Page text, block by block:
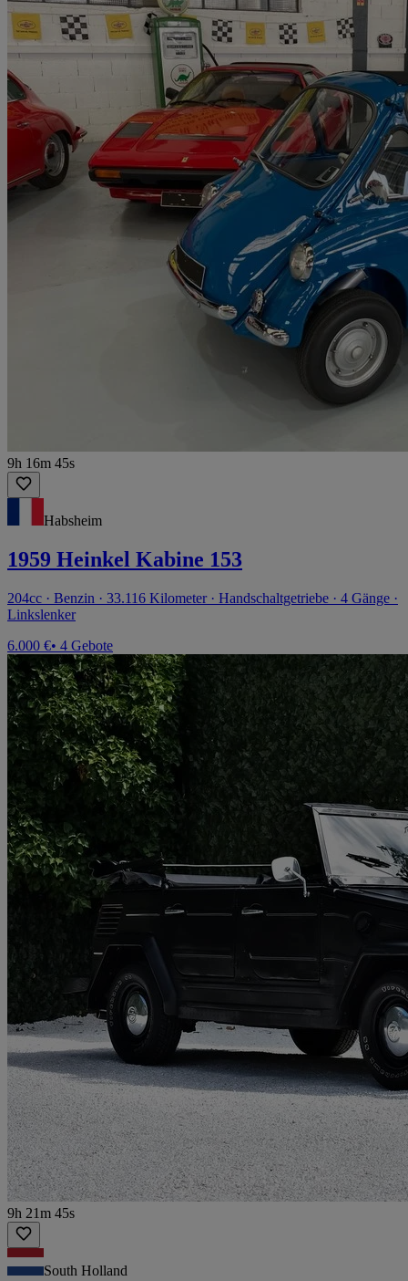
9h 16m 45s
Habsheim
1959 Heinkel Kabine 153
204cc · Benzin · 33.116 Kilometer · Handschaltgetriebe · 4 Gänge ·
Linkslenker
6.000 €• 4 Gebote
9h 21m 45s
South Holland